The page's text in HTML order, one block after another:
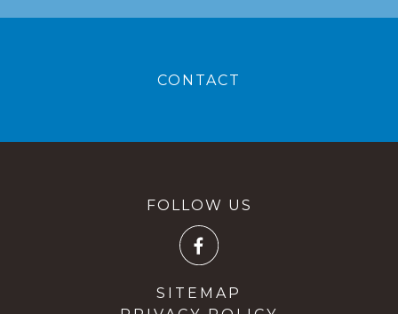
CONTACT
FOLLOW US
SITEMAP